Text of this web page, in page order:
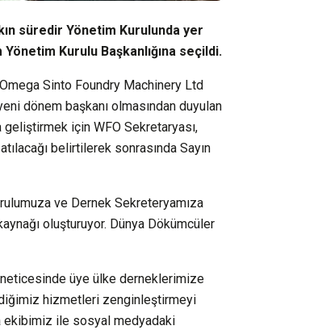
süredir Yönetim Kurulunda yer
Kurulu Başkanlığına seçildi.
Sinto Foundry Machinery Ltd
dönem başkanı olmasından duyulan
geliştirmek için WFO Sekretaryası,
belirtilerek sonrasında Sayın
ve Dernek Sekreteryamıza
oluşturuyor. Dünya Dökümcüler
üye ülke derneklerimize
hizmetleri zenginleştirmeyi
ekibimiz ile sosyal medyadaki